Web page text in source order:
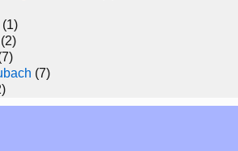
(1)
(2)
(7)